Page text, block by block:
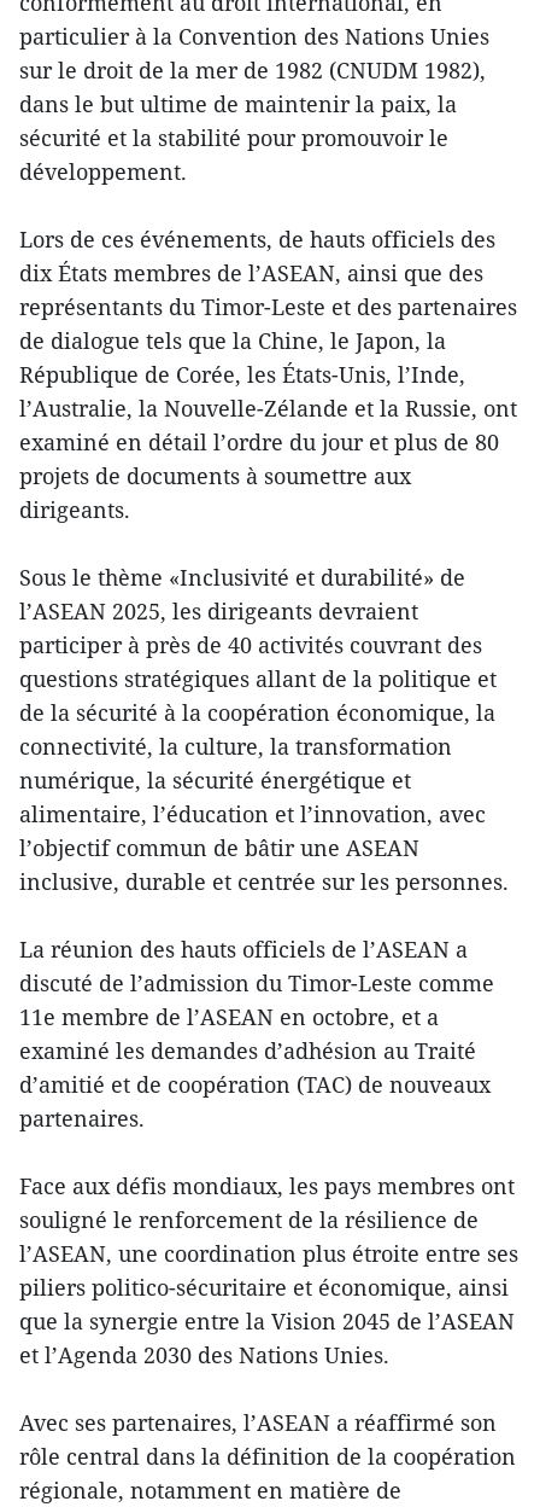
particulier à la Convention des Nations Unies
sur le droit de la mer de 1982 (CNUDM 1982),
dans le but ultime de maintenir la paix, la
sécurité et la stabilité pour promouvoir le
développement.
Lors de ces événements, de hauts officiels des
dix États membres de l’ASEAN, ainsi que des
représentants du Timor-Leste et des partenaires
de dialogue tels que la Chine, le Japon, la
République de Corée, les États-Unis, l’Inde,
l’Australie, la Nouvelle-Zélande et la Russie, ont
examiné en détail l’ordre du jour et plus de 80
projets de documents à soumettre aux
dirigeants.
Sous le thème «Inclusivité et durabilité» de
l’ASEAN 2025, les dirigeants devraient
participer à près de 40 activités couvrant des
questions stratégiques allant de la politique et
de la sécurité à la coopération économique, la
connectivité, la culture, la transformation
numérique, la sécurité énergétique et
alimentaire, l’éducation et l’innovation, avec
l’objectif commun de bâtir une ASEAN
inclusive, durable et centrée sur les personnes.
La réunion des hauts officiels de l’ASEAN a
discuté de l’admission du Timor-Leste comme
11e membre de l’ASEAN en octobre, et a
examiné les demandes d’adhésion au Traité
d’amitié et de coopération (TAC) de nouveaux
partenaires.
Face aux défis mondiaux, les pays membres ont
souligné le renforcement de la résilience de
l’ASEAN, une coordination plus étroite entre ses
piliers politico-sécuritaire et économique, ainsi
que la synergie entre la Vision 2045 de l’ASEAN
et l’Agenda 2030 des Nations Unies.
Avec ses partenaires, l’ASEAN a réaffirmé son
rôle central dans la définition de la coopération
régionale, notamment en matière de